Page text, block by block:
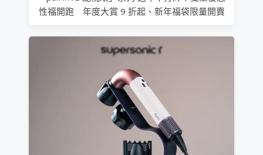
性福開跑 年度大賞 9 折起、新年福袋限量開賣